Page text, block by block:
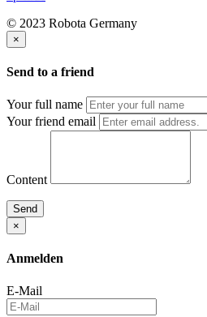
© 2023 Robota Germany
×
Send to a friend
Your full name
Your friend email
Content
Send
×
Anmelden
E-Mail